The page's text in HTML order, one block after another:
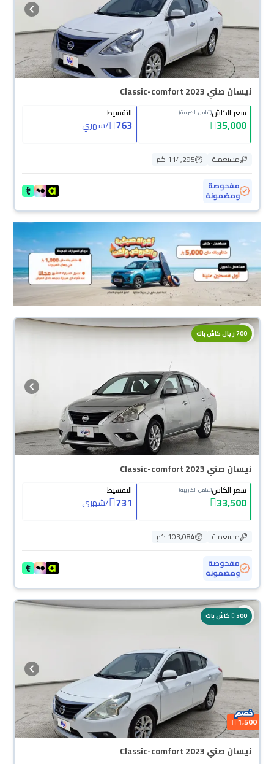
نيسان صني Classic-comfort 2023
سعر الكاش(شامل الضريبة)
35,000
التقسيط
763
/شهري
مستعملة
114,295 كم
مفحوصة
ومضمونة
700 ريال كاش باك
نيسان صني Classic-comfort 2023
سعر الكاش(شامل الضريبة)
33,500
التقسيط
731
/شهري
مستعملة
103,084 كم
مفحوصة
ومضمونة
500 كاش باك
1,500
نيسان صني Classic-comfort 2023